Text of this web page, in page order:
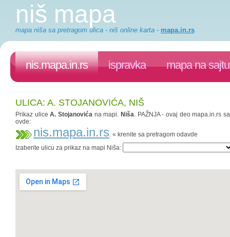
niš mapa
mapa niša sa pretragom ulica - niš online karta - mapa.in.rs
nis.mapa.in.rs ispravka mapa na sajtu
ULICA: A. STOJANOVIĆA, NIŠ
Prikaz uliceA. Stojanovića na mapi. Niša. PAŽNJA - ovaj deo mapa.in.rs
ovde:
nis.mapa.in.rs. « krenite sa pretragom odavde
Izaberite ulicu za prikaz na mapi Niša: